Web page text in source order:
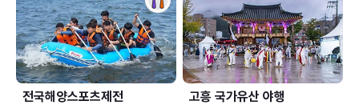
전국해양스포츠제전 고흥 국가유산 야행